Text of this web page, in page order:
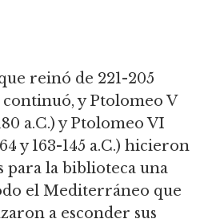
reinó de 221-205
continuó, y Ptolomeo V
a.C.) y Ptolomeo VI
y 163-145 a.C.) hicieron
para la biblioteca una
el Mediterráneo que
a esconder sus